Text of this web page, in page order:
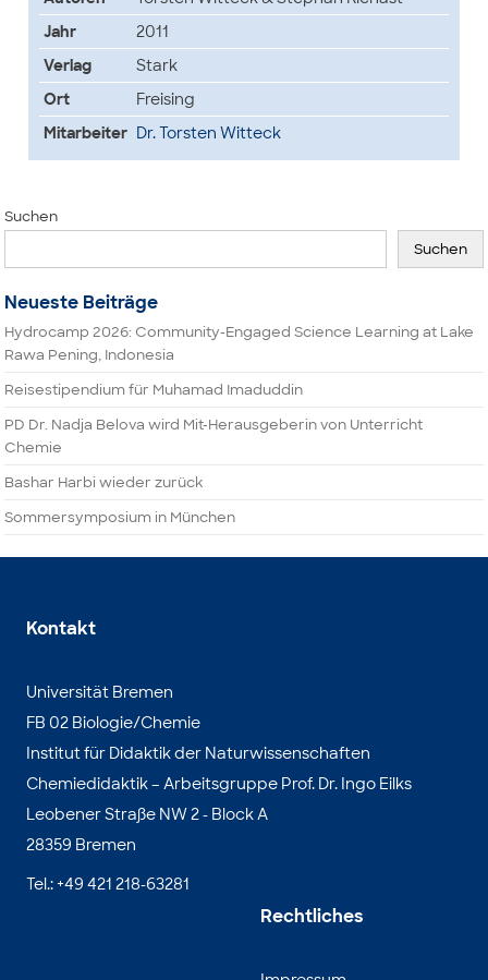
Jahr
2011
Verlag
Stark
Ort
Freising
Mitarbeiter Dr. Torsten Witteck
Suchen
Suchen
Neueste Beiträge
Hydrocamp 2026: Community-Engaged Science Learning at Lake
Rawa Pening, Indonesia
Reisestipendium für Muhamad Imaduddin
PD Dr. Nadja Belova wird Mit-Herausgeberin von Unterricht
Chemie
Bashar Harbi wieder zurück
Sommersymposium in München
Kontakt
Universität Bremen
FB 02 Biologie/Chemie
Institut für Didaktik der Naturwissenschaften
Chemiedidaktik – Arbeitsgruppe Prof. Dr. Ingo Eilks
Leobener Straße NW 2 - Block A
28359 Bremen
Tel.: +49 421 218-63281
Rechtliches